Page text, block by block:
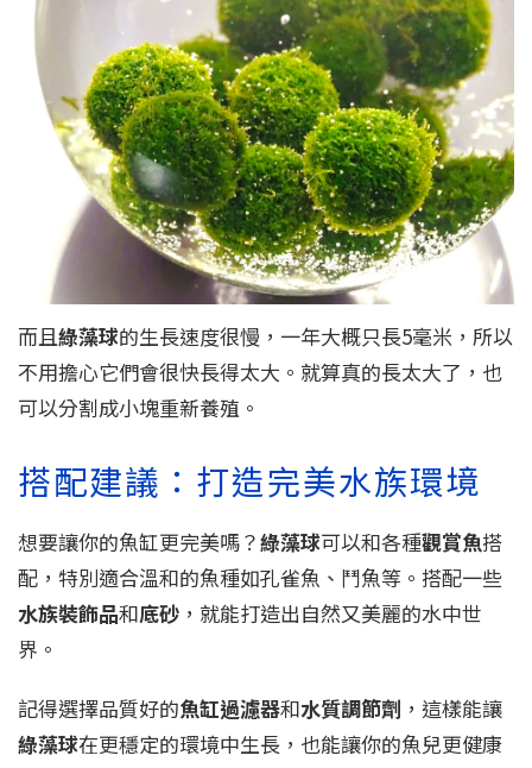
而且綠藻球的生長速度很慢，一年大概只長5毫米，所以
不用擔心它們會很快長得太大。就算真的長太大了，也
可以分割成小塊重新養殖。
搭配建議：打造完美水族環境
想要讓你的魚缸更完美嗎？綠藻球可以和各種觀賞魚搭
配，特別適合溫和的魚種如孔雀魚、鬥魚等。搭配一些
水族裝飾品和底砂 ，就能打造出自然又美麗的水中世
界。
記得選擇品質好的魚缸過濾器和水質調節劑 ，這樣能讓
綠藻球在更穩定的環境中生長，也能讓你的魚兒更健康